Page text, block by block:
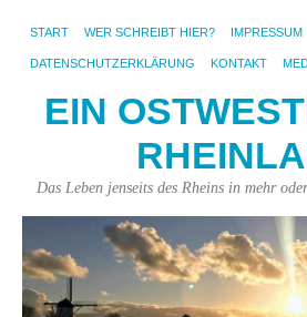
START WER SCHREIBT HIER? IMPRESSUM
DATENSCHUTZERKLÄRUNG KONTAKT
EIN
Das Leben jenseits des Rheins in mehr